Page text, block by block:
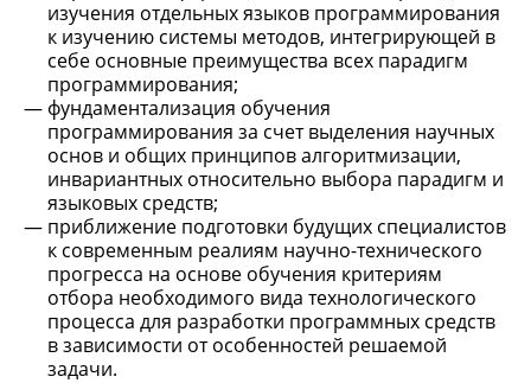
изучения отдельных языков программирования
к изучению системы методов, интегрирующей в
себе основные преимущества всех парадигм
программирования;
фундаментализация обучения
программирования за счет выделения научных
основ и общих принципов алгоритмизации,
инвариантных относительно выбора парадигм и
языковых средств;
приближение подготовки будущих специалистов
к современным реалиям научно-технического
прогресса на основе обучения критериям
отбора необходимого вида технологического
процесса для разработки программных средств
в зависимости от особенностей решаемой
задачи.